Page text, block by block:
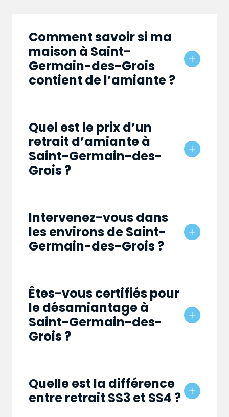
Comment savoir si ma
maison à Saint-
Germain-des-Grois
contient de l’amiante ?
Quel est le prix d’un
retrait d’amiante à
Saint-Germain-des-
Grois ?
Intervenez-vous dans
les environs de Saint-
Germain-des-Grois ?
Êtes-vous certifiés pour
le désamiantage à
Saint-Germain-des-
Grois ?
Quelle est la différence
entre retrait SS3 et SS4 ?